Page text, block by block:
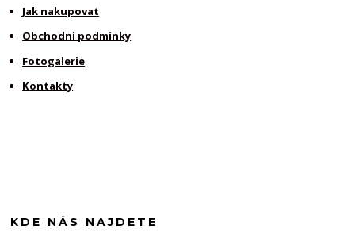
Jak nakupovat
Obchodní podmínky
Fotogalerie
Kontakty
KDE NÁS NAJDETE